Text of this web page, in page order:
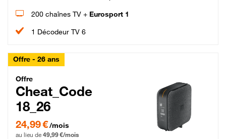
200 chaînes TV + Eurosport 1
1 Décodeur TV 6
Offre - 26 ans
Cheat_Code Fibre_18_26
Offre
Cheat_Code
18_26
24,99 € par mois pendant 0 mois puis 49,99 € par mois, Sans engagement
24,99 €/mois
au lieu de 49,99 €/mois